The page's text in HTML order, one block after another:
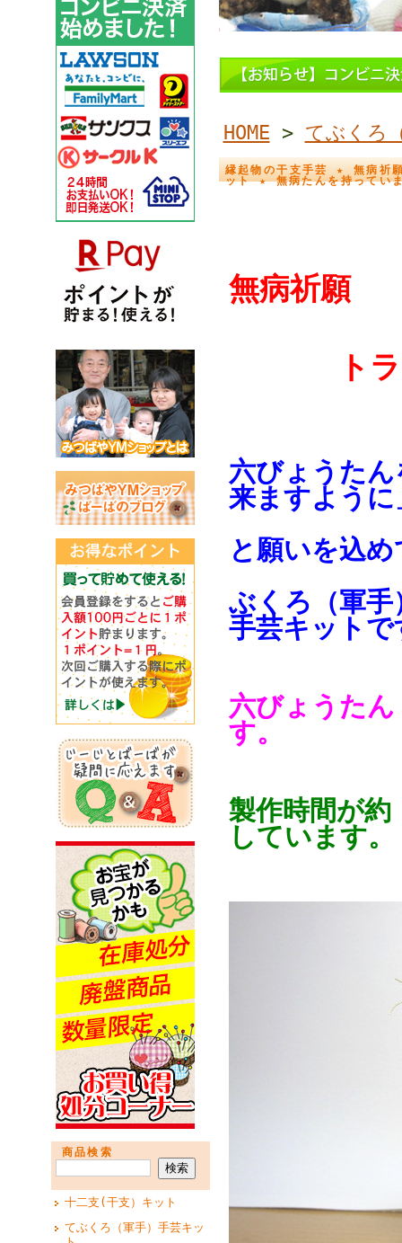
商品検索
十二支(干支）キット
てぶくろ（軍手）手芸キッ
HOME > てぶくろ
縁起物の干支手芸 ★ 無病
ット ★ 無病たんを持っ
無病祈願
トラ
六びょうた
来ますように
と願いを込
ぶくろ（軍
手芸キットで
六びょうた
す。
製作時間が
しています。